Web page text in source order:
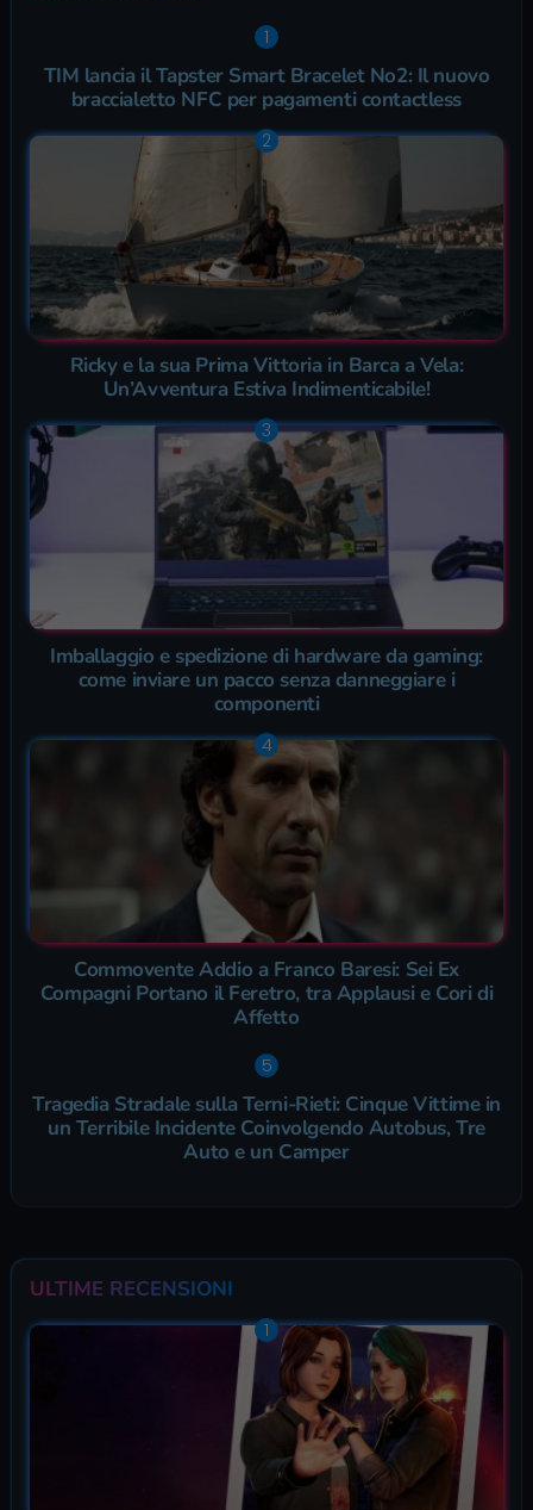
TIM lancia il Tapster Smart Bracelet No2: Il nuovo
braccialetto NFC per pagamenti contactless
Ricky e la sua Prima Vittoria in Barca a Vela:
Un’Avventura Estiva Indimenticabile!
Imballaggio e spedizione di hardware da gaming:
come inviare un pacco senza danneggiare i
componenti
Commovente Addio a Franco Baresi: Sei Ex
Compagni Portano il Feretro, tra Applausi e Cori di
Affetto
Tragedia Stradale sulla Terni-Rieti: Cinque Vittime in
un Terribile Incidente Coinvolgendo Autobus, Tre
Auto e un Camper
ULTIME RECENSIONI